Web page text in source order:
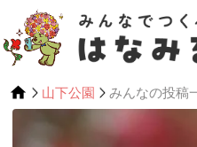
山下公園 みんなの投稿